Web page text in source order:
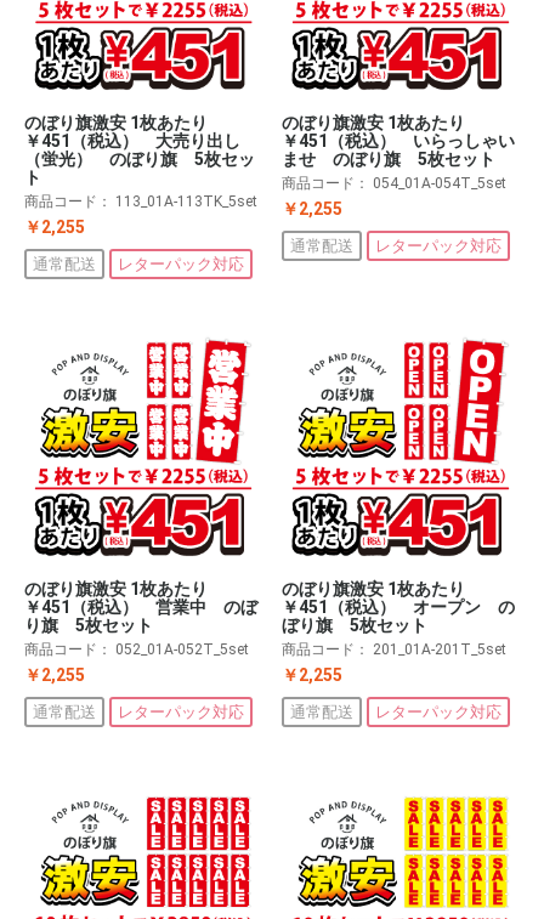
のぼり旗激安 1枚あたり
￥451（税込） 大売り出し
（蛍光） のぼり旗 5枚セッ
ト
商品コード： 113_01A-113TK_5set
￥2,255
通常配送 レターパック対応
のぼり旗激安 1枚あたり
￥451（税込） いらっしゃい
ませ のぼり旗 5枚セット
商品コード： 054_01A-054T_5set
￥2,255
通常配送 レターパック対応
のぼり旗激安 1枚あたり
￥451（税込） 営業中 のぼ
り旗 5枚セット
商品コード： 052_01A-052T_5set
￥2,255
通常配送 レターパック対応
のぼり旗激安 1枚あたり
￥451（税込） オープン の
ぼり旗 5枚セット
商品コード： 201_01A-201T_5set
￥2,255
通常配送 レターパック対応